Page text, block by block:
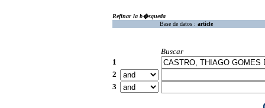
Refinar la b�squeda
Base de datos : article
Buscar
1
2
3